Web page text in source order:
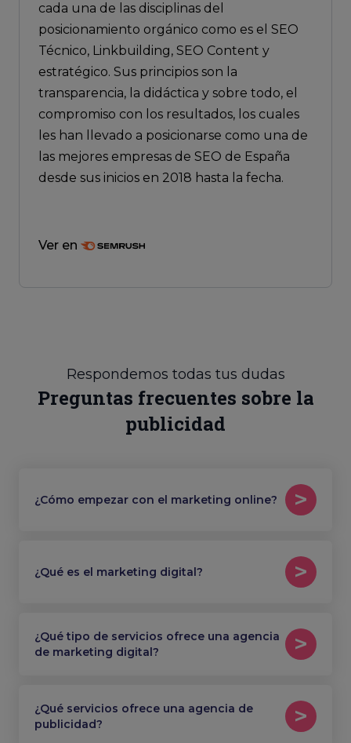
cada una de las disciplinas del
posicionamiento orgánico como es el SEO
Técnico, Linkbuilding, SEO Content y
estratégico. Sus principios son la
transparencia, la didáctica y sobre todo, el
compromiso con los resultados, los cuales
les han llevado a posicionarse como una de
las mejores empresas de SEO de España
desde sus inicios en 2018 hasta la fecha.
Ver en
Respondemos todas tus dudas
Preguntas frecuentes sobre la
publicidad
¿Cómo empezar con el marketing online?
¿Qué es el marketing digital?
¿Qué tipo de servicios ofrece una agencia
de marketing digital?
¿Qué servicios ofrece una agencia de
publicidad?